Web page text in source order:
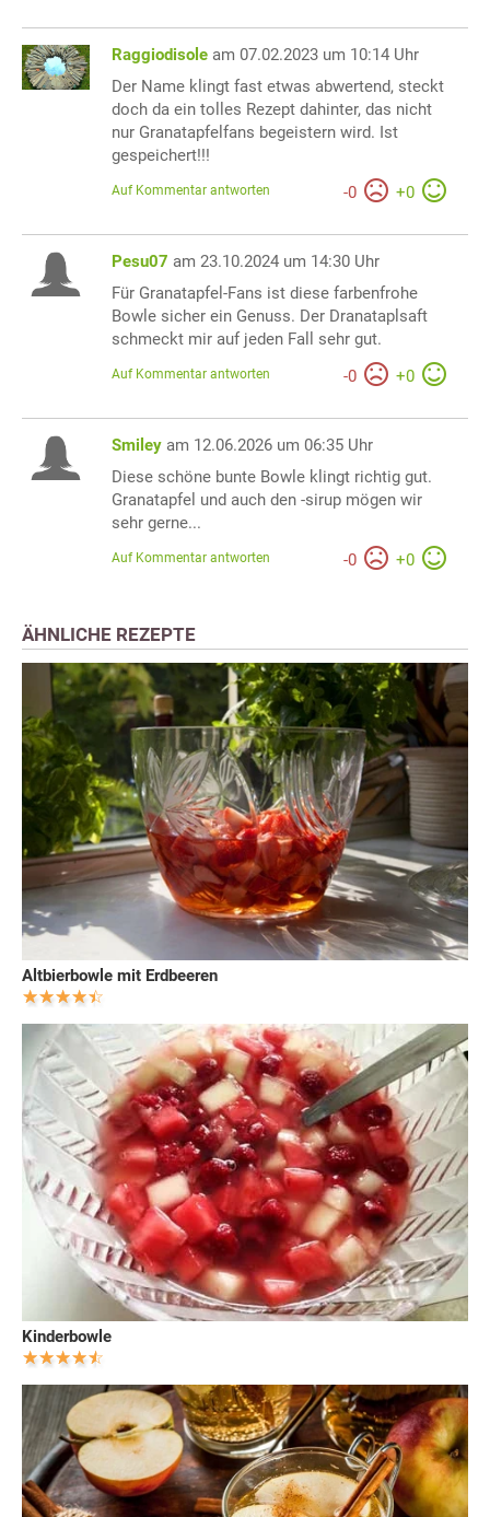
Raggiodisole am 07.02.2023 um 10:14 Uhr
Der Name klingt fast etwas abwertend, steckt
doch da ein tolles Rezept dahinter, das nicht
nur Granatapfelfans begeistern wird. Ist
gespeichert!!!
-0 +0
Auf Kommentar antworten
Pesu07 am 23.10.2024 um 14:30 Uhr
Für Granatapfel-Fans ist diese farbenfrohe
Bowle sicher ein Genuss. Der Dranataplsaft
schmeckt mir auf jeden Fall sehr gut.
-0 +0
Auf Kommentar antworten
Smiley am 12.06.2026 um 06:35 Uhr
Diese schöne bunte Bowle klingt richtig gut.
Granatapfel und auch den -sirup mögen wir
sehr gerne...
-0 +0
Auf Kommentar antworten
ÄHNLICHE REZEPTE
Altbierbowle mit Erdbeeren
Kinderbowle